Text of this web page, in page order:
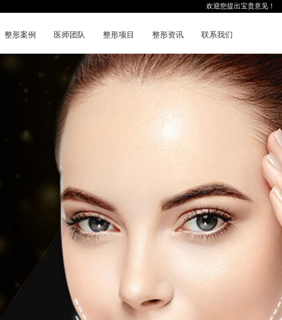
欢迎您提出宝贵意见！
整形案例 医师团队 整形项目 整形资讯 联系我们